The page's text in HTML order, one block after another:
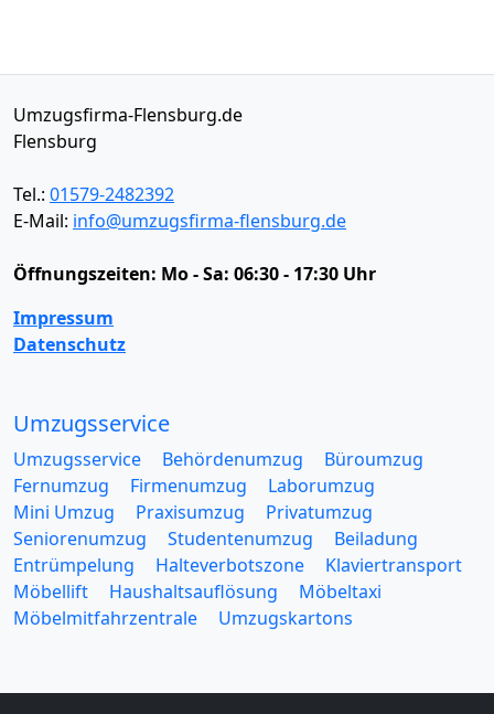
Umzugsfirma-Flensburg.de
Flensburg
Tel.: 01579-2482392
E-Mail: info@umzugsfirma-flensburg.de
Öffnungszeiten: Mo - Sa: 06:30 - 17:30 Uhr
Impressum
Datenschutz
Umzugsservice
Umzugsservice Behördenumzug
Büroumzug
Fernumzug
Firmenumzug
Laborumzug
Mini Umzug
Praxisumzug
Privatumzug
Seniorenumzug
Studentenumzug
Beiladung
Entrümpelung
Halteverbotszone
Klaviertransport
Möbellift
Haushaltsauflösung
Möbeltaxi
Möbelmitfahrzentrale
Umzugskartons